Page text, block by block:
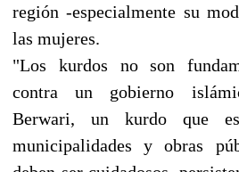
región -especialmente su
las mujeres.
"Los kurdos no son
contra un gobierno
Berwari, un kurdo que
municipalidades y obras